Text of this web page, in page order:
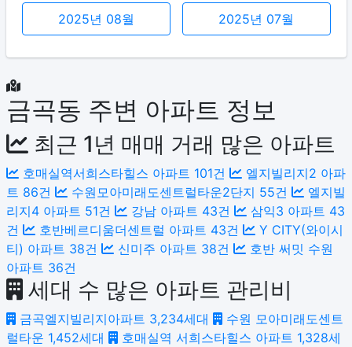
2025년 08월 2025년 07월
금곡동 주변 아파트 정보
최근 1년 매매 거래 많은 아파트
호매실역서희스타힐스 아파트 101건
엘지빌리지2 아파
트 86건 수원모아미래도센트럴타운2단지 55건
엘지빌
리지4 아파트 51건 강남 아파트 43건 삼익3 아파트 43
건
호반베르디움더센트럴 아파트 43건
Y CITY(와이시
티) 아파트 38건 신미주 아파트 38건
호반 써밋 수원
아파트 36건
세대 수 많은 아파트 관리비
금곡엘지빌리지아파트 3,234세대
수원 모아미래도센트
럴타운 1,452세대 호매실역 서희스타힐스 아파트 1,328세